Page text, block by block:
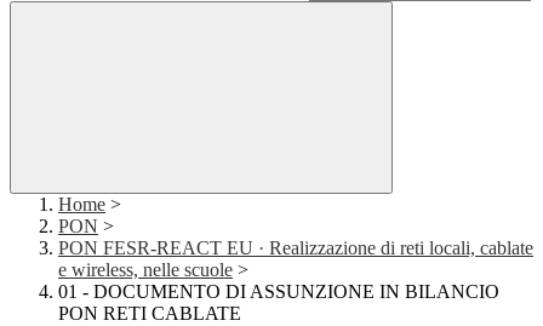
Home >
PON >
PON FESR-REACT EU · Realizzazione di reti locali, cablate
e wireless, nelle scuole >
01 - DOCUMENTO DI ASSUNZIONE IN BILANCIO
PON RETI CABLATE